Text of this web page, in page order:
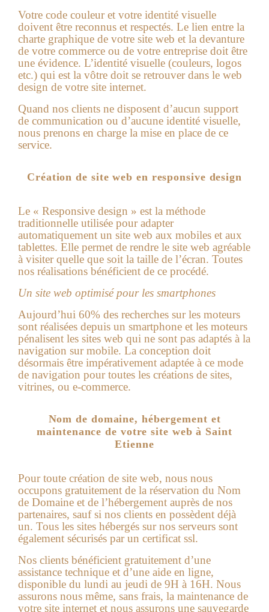
Votre code couleur et votre identité visuelle
doivent être reconnus et respectés. Le lien entre la
charte graphique de votre site web et la devanture
de votre commerce ou de votre entreprise doit être
une évidence. L’identité visuelle (couleurs, logos
etc.) qui est la vôtre doit se retrouver dans le web
design de votre site internet.
Quand nos clients ne disposent d’aucun support
de communication ou d’aucune identité visuelle,
nous prenons en charge la mise en place de ce
service.
Création de site web en responsive design
Le « Responsive design » est la méthode
traditionnelle utilisée pour adapter
automatiquement un site web aux mobiles et aux
tablettes. Elle permet de rendre le site web agréable
à visiter quelle que soit la taille de l’écran. Toutes
nos réalisations bénéficient de ce procédé.
Un site web optimisé pour les smartphones
Aujourd’hui 60% des recherches sur les moteurs
sont réalisées depuis un smartphone et les moteurs
pénalisent les sites web qui ne sont pas adaptés à la
navigation sur mobile. La conception doit
désormais être impérativement adaptée à ce mode
de navigation pour toutes les créations de sites,
vitrines, ou e-commerce.
Nom de domaine, hébergement et
maintenance de votre site web à Saint
Etienne
Pour toute création de site web, nous nous
occupons gratuitement de la réservation du Nom
de Domaine et de l’hébergement auprès de nos
partenaires, sauf si nos clients en possèdent déjà
un. Tous les sites hébergés sur nos serveurs sont
également sécurisés par un certificat ssl.
Nos clients bénéficient gratuitement d’une
assistance technique et d’une aide en ligne,
disponible du lundi au jeudi de 9H à 16H. Nous
assurons nous même, sans frais, la maintenance de
votre site internet et nous assurons une sauvegarde